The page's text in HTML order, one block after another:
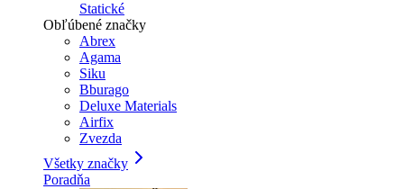
Statické
Obľúbené značky
Abrex
Agama
Siku
Bburago
Deluxe Materials
Airfix
Zvezda
Všetky značky
Poradňa